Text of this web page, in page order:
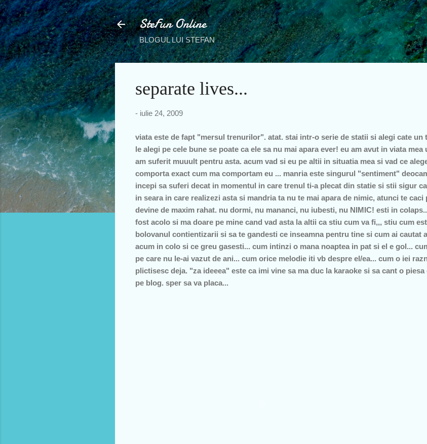
Treceți la conținutul principal
SteFun Online
BLOGUL LUI STEFAN
separate lives...
- iulie 24, 2009
viata este de fapt "mersul trenurilor". atat. stai intr-o serie de statii si alegi cate un
le alegi pe cele bune se poate ca ele sa nu mai apara ever! eu am avut in viata
am suferit muuult pentru asta. acum vad si eu pe altii in situatia mea si vad ce
comporta exact cum ma comportam eu ... manria este singurul "sentiment"
incepi sa suferi decat in momentul in care trenul ti-a plecat din statie si stii sigur
in seara in care realizezi asta si mandria ta nu te mai apara de nimic, atunci te
devine de maxim rahat. nu dormi, nu mananci, nu iubesti, nu NIMIC! esti in
fost acolo si ma doare pe mine cand vad asta la altii ca stiu cum va fi,,, stiu cum
bolovanul contientizarii si sa te gandesti ce inseamna pentru tine si cum ai cautat
acum in colo si ce greu gasesti... cum intinzi o mana noaptea in pat si el e gol...
pe care nu le-ai vazut de ani... cum orice melodie iti vb despre el/ea... cum o iei
plictisesc deja. "za ideeea" este ca imi vine sa ma duc la karaoke si sa cant o
pe blog. sper sa va placa...